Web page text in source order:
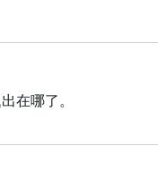
在哪了。